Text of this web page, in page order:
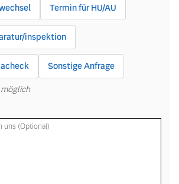
Termin für HU/AU
inspektion
Sonstige Anfrage
uns (Optional)